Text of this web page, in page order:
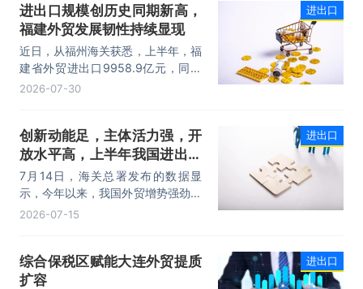
品为代表的高附加值产品出口占比显
著提升，成为外贸提质增效的核心引
擎，为加快建设贸易强国注入了强劲
动力。
进出口规模创历史同期新高，
福建外贸发展韧性持续显现
近日，从福州海关获悉，上半年，福
建省外贸进出口9958.9亿元，同比
增长8.2%。其中，出口5740.1亿
进口规模均创历史同期新高，外贸运
行呈现“稳中有进，进中提质”的良好
态势。
2026-07-30
进出口
创新动能足，主体活力强，开
放水平高，上半年我国进出口
规模首次突破25万亿元
7月14日，海关总署发布的数据显
示，今年以来，我国外贸增势强劲、
走势稳健。据海关统计，今年上半
14.73万亿元，增长13.4%，进口
10.74万亿元，增长22.1%。
2026-07-15
进出口
综合保税区赋能大连外贸提质
扩容
进出口